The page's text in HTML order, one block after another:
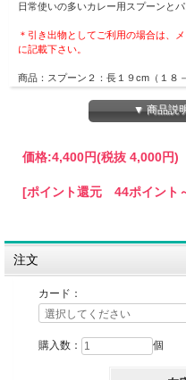
日常使いの多いカレー用スプーンと
＊引き出物としてご利用の場合は、
に記載下さい。
商品：スプーン２：長１９cm（１８
箱サイズ:：２２．５×６×5cm
生産地：日本製（燕）
▼ 商品説
価格:4,400円(税抜 4,000円)
[ポイント還元 44ポイント
注文
カード：
購入数： 個